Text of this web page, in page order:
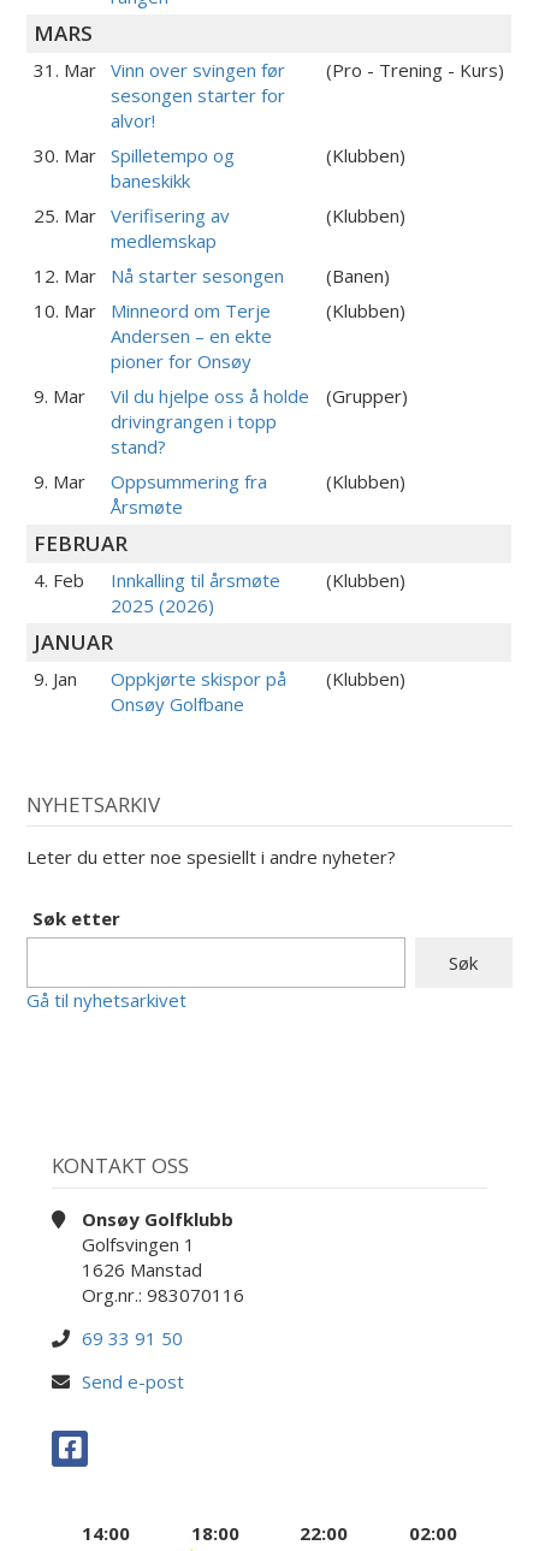
MARS
31. Mar
Vinn over svingen før
sesongen starter for
alvor!
(Pro - Trening - Kurs)
30. Mar
Spilletempo og
baneskikk
(Klubben)
25. Mar
Verifisering av
medlemskap
(Klubben)
12. Mar Nå starter sesongen
(Banen)
10. Mar
Minneord om Terje
Andersen – en ekte
pioner for Onsøy
(Klubben)
9. Mar
Vil du hjelpe oss å holde
drivingrangen i topp
stand?
(Grupper)
9. Mar
Oppsummering fra
Årsmøte
(Klubben)
FEBRUAR
4. Feb
Innkalling til årsmøte
2025 (2026)
(Klubben)
JANUAR
9. Jan
Oppkjørte skispor på
Onsøy Golfbane
(Klubben)
NYHETSARKIV
Leter du etter noe spesiellt i andre nyheter?
Søk etter
Gå til nyhetsarkivet
KONTAKT OSS
Onsøy Golfklubb
Golfsvingen 1
1626 Manstad
Org.nr.: 983070116
69 33 91 50
Send e-post
14:00 18:00 22:00 02:00